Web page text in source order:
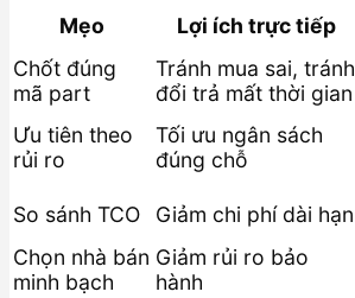
Mẹo Lợi ích trực tiếp
Chốt đúng
mã part
Tránh mua sai, tránh
đổi trả mất thời gian
Ưu tiên theo
rủi ro
Tối ưu ngân sách
đúng chỗ
So sánh TCO
Giảm chi phí dài hạn
Chọn nhà bán
minh bạch
Giảm rủi ro bảo
hành